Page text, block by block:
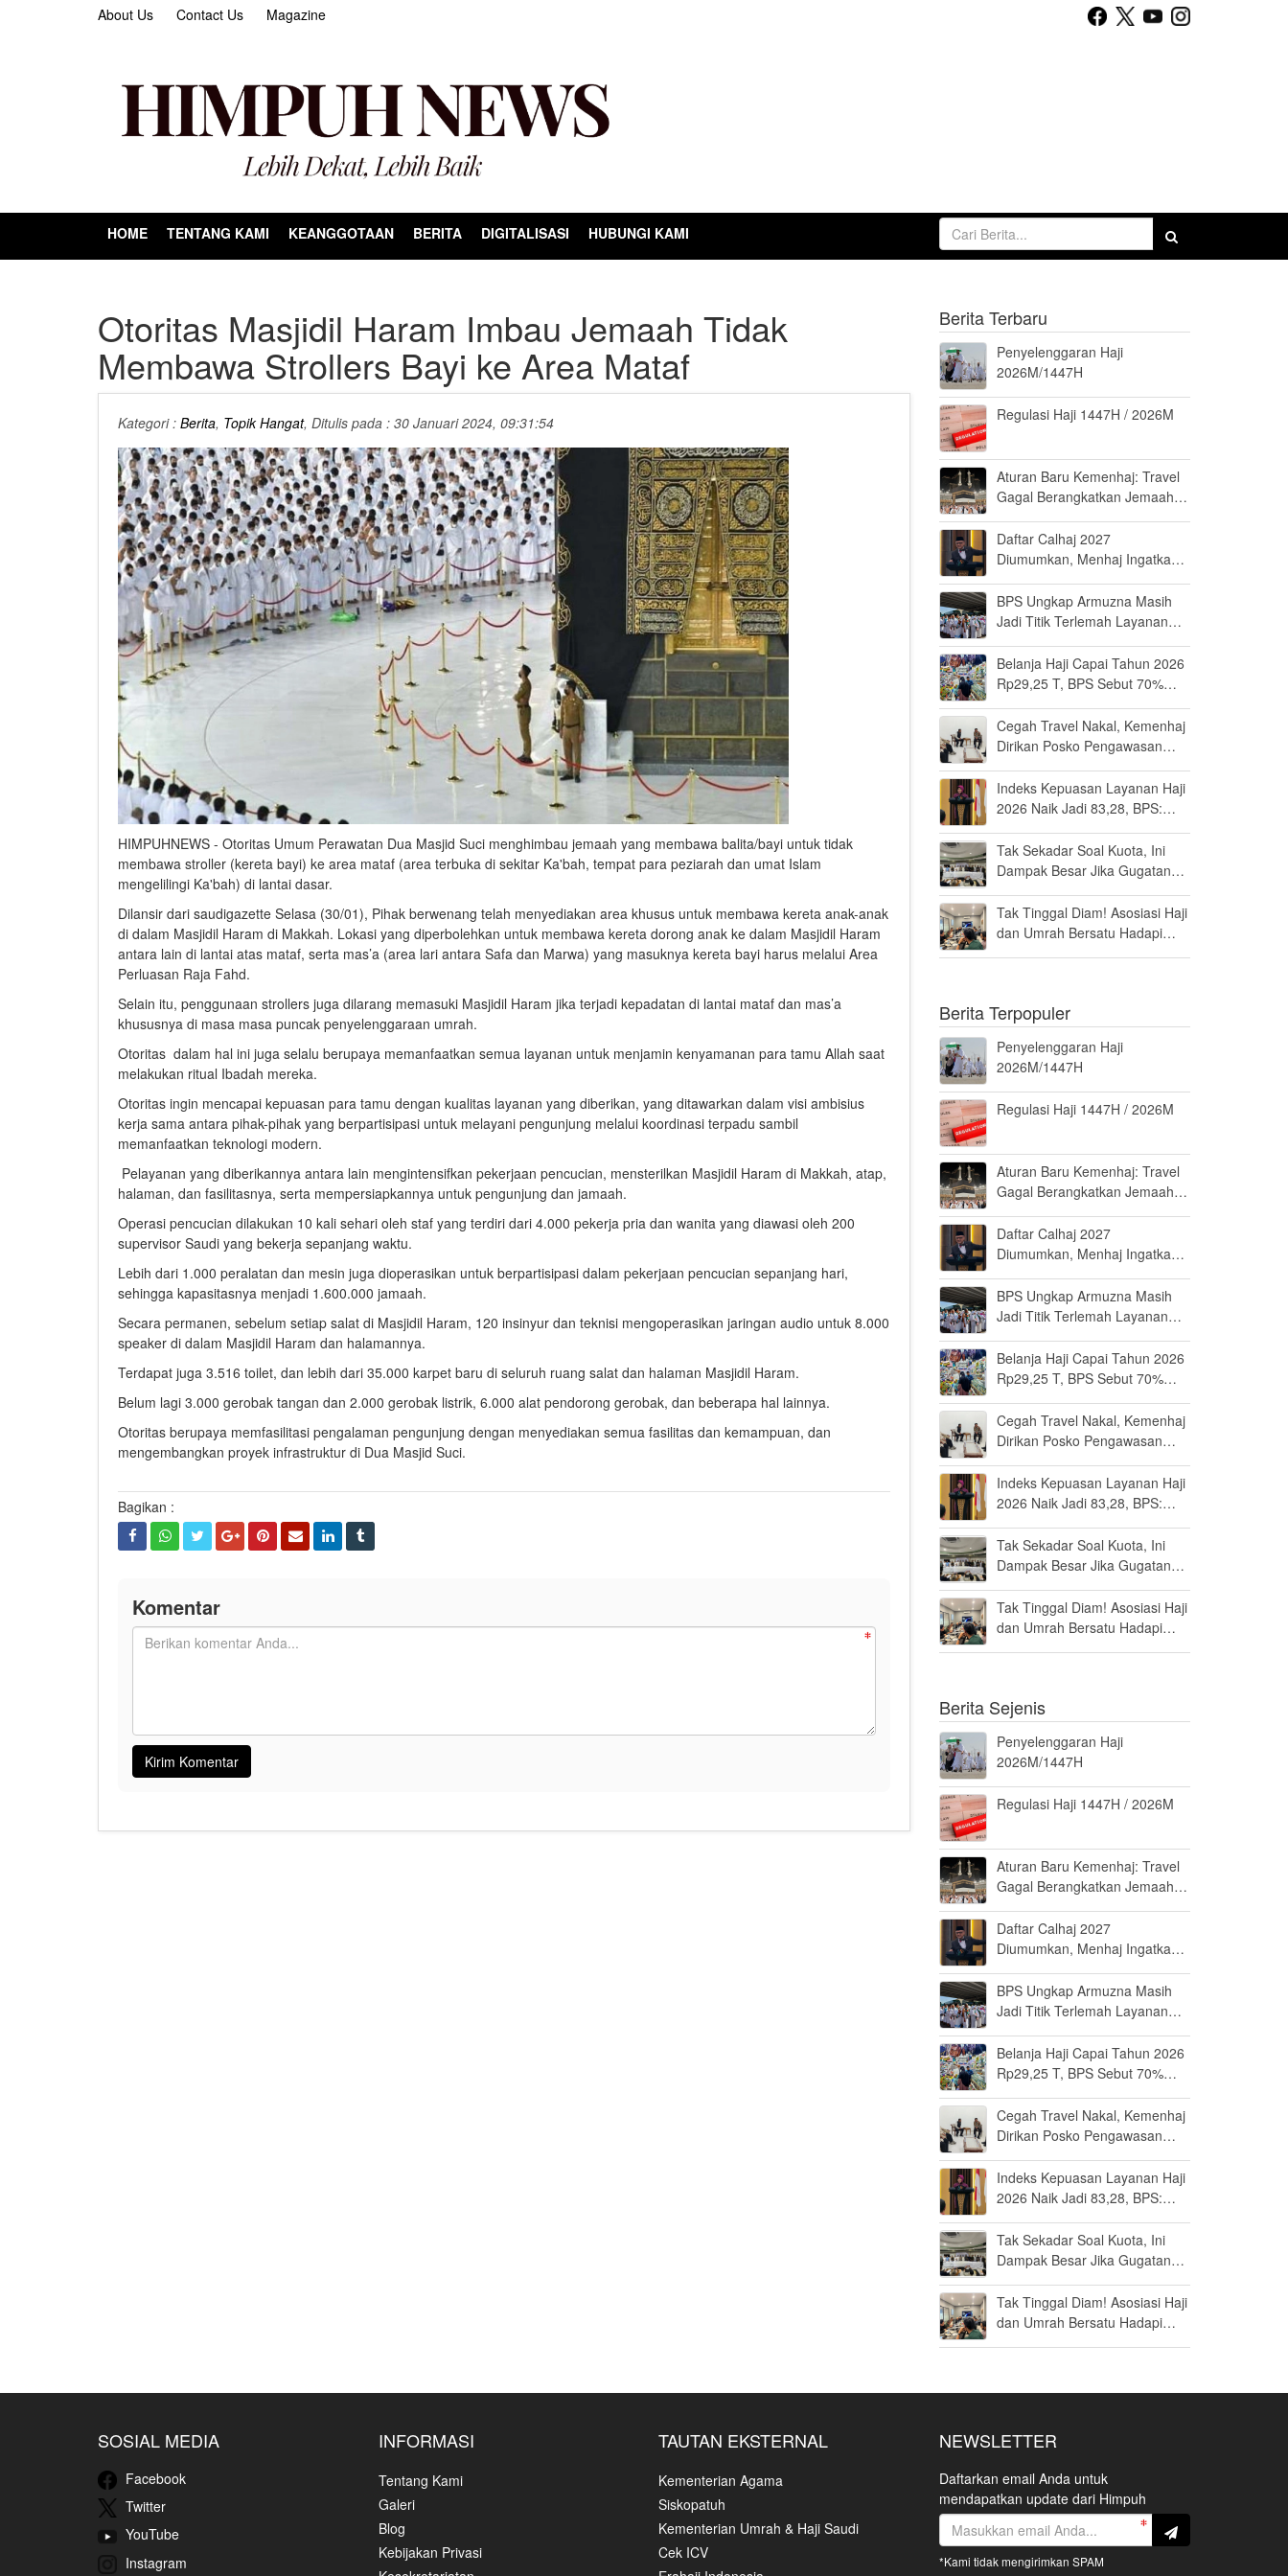
About Us Contact Us Magazine
HOME TENTANG KAMI KEANGGOTAAN BERITA DIGITALISASI HUBUNGI KAMI
Otoritas Masjidil Haram Imbau Jemaah Tidak
Membawa Strollers Bayi ke Area Mataf
Kategori : Berita, Topik Hangat, Ditulis pada : 30 Januari 2024, 09:31:54
HIMPUHNEWS - Otoritas Umum Perawatan Dua Masjid Suci menghimbau jemaah yang membawa balita/bayi untuk tidak
membawa stroller (kereta bayi) ke area mataf (area terbuka di sekitar Ka'bah, tempat para peziarah dan umat Islam
mengelilingi Ka'bah) di lantai dasar.
Dilansir dari saudigazette Selasa (30/01), Pihak berwenang telah menyediakan area khusus untuk membawa kereta anak-anak
di dalam Masjidil Haram di Makkah. Lokasi yang diperbolehkan untuk membawa kereta dorong anak ke dalam Masjidil Haram
antara lain di lantai atas mataf, serta mas’a (area lari antara Safa dan Marwa) yang masuknya kereta bayi harus melalui Area
Perluasan Raja Fahd.
Selain itu, penggunaan strollers juga dilarang memasuki Masjidil Haram jika terjadi kepadatan di lantai mataf dan mas’a
khususnya di masa masa puncak penyelenggaraan umrah.
Otoritas dalam hal ini juga selalu berupaya memanfaatkan semua layanan untuk menjamin kenyamanan para tamu Allah saat
melakukan ritual Ibadah mereka.
Otoritas ingin mencapai kepuasan para tamu dengan kualitas layanan yang diberikan, yang ditawarkan dalam visi ambisius
kerja sama antara pihak-pihak yang berpartisipasi untuk melayani pengunjung melalui koordinasi terpadu sambil
memanfaatkan teknologi modern.
Pelayanan yang diberikannya antara lain mengintensifkan pekerjaan pencucian, mensterilkan Masjidil Haram di Makkah, atap,
halaman, dan fasilitasnya, serta mempersiapkannya untuk pengunjung dan jamaah.
Operasi pencucian dilakukan 10 kali sehari oleh staf yang terdiri dari 4.000 pekerja pria dan wanita yang diawasi oleh 200
supervisor Saudi yang bekerja sepanjang waktu.
Lebih dari 1.000 peralatan dan mesin juga dioperasikan untuk berpartisipasi dalam pekerjaan pencucian sepanjang hari,
sehingga kapasitasnya menjadi 1.600.000 jamaah.
Secara permanen, sebelum setiap salat di Masjidil Haram, 120 insinyur dan teknisi mengoperasikan jaringan audio untuk 8.000
speaker di dalam Masjidil Haram dan halamannya.
Terdapat juga 3.516 toilet, dan lebih dari 35.000 karpet baru di seluruh ruang salat dan halaman Masjidil Haram.
Belum lagi 3.000 gerobak tangan dan 2.000 gerobak listrik, 6.000 alat pendorong gerobak, dan beberapa hal lainnya.
Otoritas berupaya memfasilitasi pengalaman pengunjung dengan menyediakan semua fasilitas dan kemampuan, dan
mengembangkan proyek infrastruktur di Dua Masjid Suci.
Bagikan :
Komentar
Berita Terbaru
Penyelenggaran Haji
2026M/1447H
Regulasi Haji 1447H / 2026M
Aturan Baru Kemenhaj: Travel
Gagal Berangkatkan Jemaah
Daftar Calhaj 2027
Diumumkan, Menhaj Ingatkan
BPS Ungkap Armuzna Masih
Jadi Titik Terlemah Layanan
Belanja Haji Capai Tahun 2026
Rp29,25 T, BPS Sebut 70%
Saudi
Cegah Travel Nakal, Kemenhaj
Dirikan Posko Pengawasan
Indeks Kepuasan Layanan Haji
2026 Naik Jadi 83,28, BPS:
Tak Sekadar Soal Kuota, Ini
Dampak Besar Jika Gugatan
Tak Tinggal Diam! Asosiasi Haji
dan Umrah Bersatu Hadapi
Berita Terpopuler
Penyelenggaran Haji
2026M/1447H
Regulasi Haji 1447H / 2026M
Aturan Baru Kemenhaj: Travel
Gagal Berangkatkan Jemaah
Daftar Calhaj 2027
Diumumkan, Menhaj Ingatkan
BPS Ungkap Armuzna Masih
Jadi Titik Terlemah Layanan
Belanja Haji Capai Tahun 2026
Rp29,25 T, BPS Sebut 70%
Saudi
Cegah Travel Nakal, Kemenhaj
Dirikan Posko Pengawasan
Indeks Kepuasan Layanan Haji
2026 Naik Jadi 83,28, BPS:
Tak Sekadar Soal Kuota, Ini
Dampak Besar Jika Gugatan
Tak Tinggal Diam! Asosiasi Haji
dan Umrah Bersatu Hadapi
Berita Sejenis
Penyelenggaran Haji
2026M/1447H
Regulasi Haji 1447H / 2026M
Aturan Baru Kemenhaj: Travel
Gagal Berangkatkan Jemaah
Daftar Calhaj 2027
Diumumkan, Menhaj Ingatkan
BPS Ungkap Armuzna Masih
Jadi Titik Terlemah Layanan
Belanja Haji Capai Tahun 2026
Rp29,25 T, BPS Sebut 70%
Saudi
Cegah Travel Nakal, Kemenhaj
Dirikan Posko Pengawasan
Indeks Kepuasan Layanan Haji
2026 Naik Jadi 83,28, BPS:
Tak Sekadar Soal Kuota, Ini
Dampak Besar Jika Gugatan
Tak Tinggal Diam! Asosiasi Haji
dan Umrah Bersatu Hadapi
SOSIAL MEDIA
Facebook
Twitter
YouTube
Instagram
INFORMASI
Tentang Kami
Galeri
Blog
Kebijakan Privasi
TAUTAN EKSTERNAL
Kementerian Agama
Siskopatuh
Kementerian Umrah & Haji Saudi
Cek ICV
NEWSLETTER
Daftarkan email Anda untuk
mendapatkan update dari Himpuh
*Kami tidak mengirimkan SPAM